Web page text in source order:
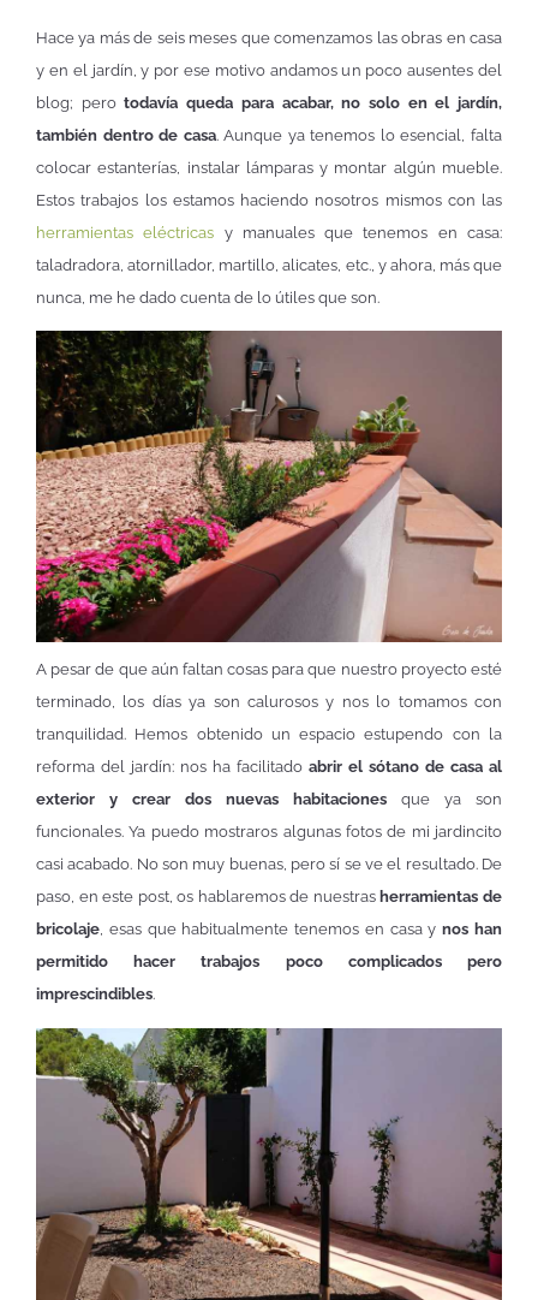
Hace ya más de seis meses que comenzamos las obras en casa
y en el jardín, y por ese motivo andamos un poco ausentes del
blog; perotodavía queda para acabar, no solo en el jardín,
también dentro de casa. Aunque ya tenemos lo esencial, falta
colocar estanterías, instalar lámparas y montar algún mueble.
Estos trabajos los estamos haciendo nosotros mismos con las
herramientas eléctricas y manuales que tenemos en casa:
taladradora, atornillador, martillo, alicates, etc., y ahora, más que
nunca, me he dado cuenta de lo útiles que son.
A pesar de que aún faltan cosas para que nuestro proyecto esté
terminado, los días ya son calurosos y nos lo tomamos con
tranquilidad. Hemos obtenido un espacio estupendo con la
reforma del jardín: nos ha facilitado abrir el sótano de casa al
exterior y crear dos nuevas habitaciones que ya son
funcionales. Ya puedo mostraros algunas fotos de mi jardincito
casi acabado. No son muy buenas, pero sí se ve el resultado. De
paso, en este post, os hablaremos de nuestras herramientas de
bricolaje, esas que habitualmente tenemos en casa ynos han
permitido hacer trabajos poco complicados pero
imprescindibles.